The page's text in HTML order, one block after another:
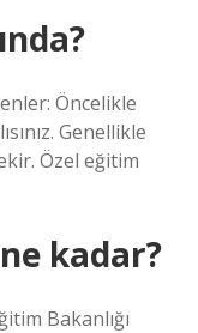
Öncelikle
Genellikle
Özel eğitim
kadar?
Bakanlığı